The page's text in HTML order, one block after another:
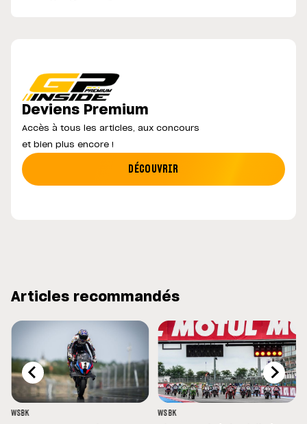
Deviens Premium
Accès à tous les articles, aux concours
et bien plus encore !
DÉCOUVRIR
Articles recommandés
WSBK
WSBK